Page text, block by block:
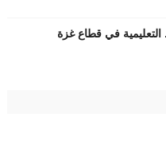
التعليمية في قطاع غزة